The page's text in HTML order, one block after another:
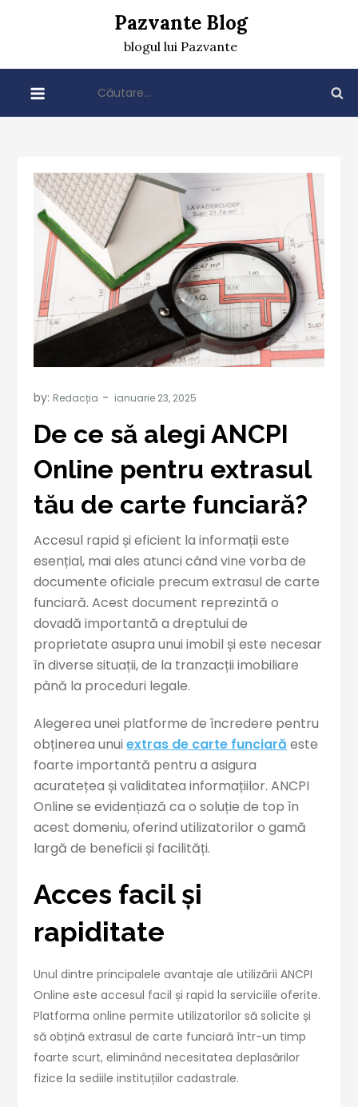
Pazvante Blog
blogul lui Pazvante
după:
by: Redacția
De ce să alegi ANCPI
Online pentru extrasul
tău de carte funciară?
Accesul rapid și eficient la informații este
esențial, mai ales atunci când vine vorba de
documente oficiale precum extrasul de carte
funciară. Acest document reprezintă o
dovadă importantă a dreptului de
proprietate asupra unui imobil și este necesar
în diverse situații, de la tranzacții imobiliare
până la proceduri legale.
Alegerea unei platforme de încredere pentru
obținerea unuiextras de carte funciară este
foarte importantă pentru a asigura
acuratețea și validitatea informațiilor. ANCPI
Online se evidențiază ca o soluție de top în
acest domeniu, oferind utilizatorilor o gamă
largă de beneficii și facilități.
Acces facil și
rapiditate
Unul dintre principalele avantaje ale utilizării ANCPI
Online este accesul facil și rapid la serviciile oferite.
Platforma online permite utilizatorilor să solicite și
să obțină extrasul de carte funciară într-un timp
foarte scurt, eliminând necesitatea deplasărilor
fizice la sediile instituțiilor cadastrale.